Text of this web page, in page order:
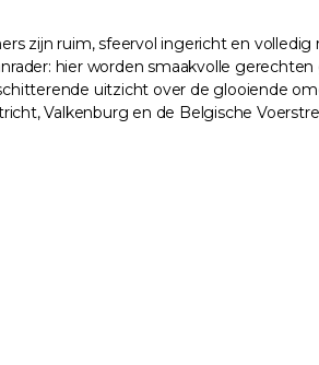
zijn ruim, sfeervol ingericht en volledig
hier worden smaakvolle gerechten
uitzicht over de glooiende
Valkenburg en de Belgische